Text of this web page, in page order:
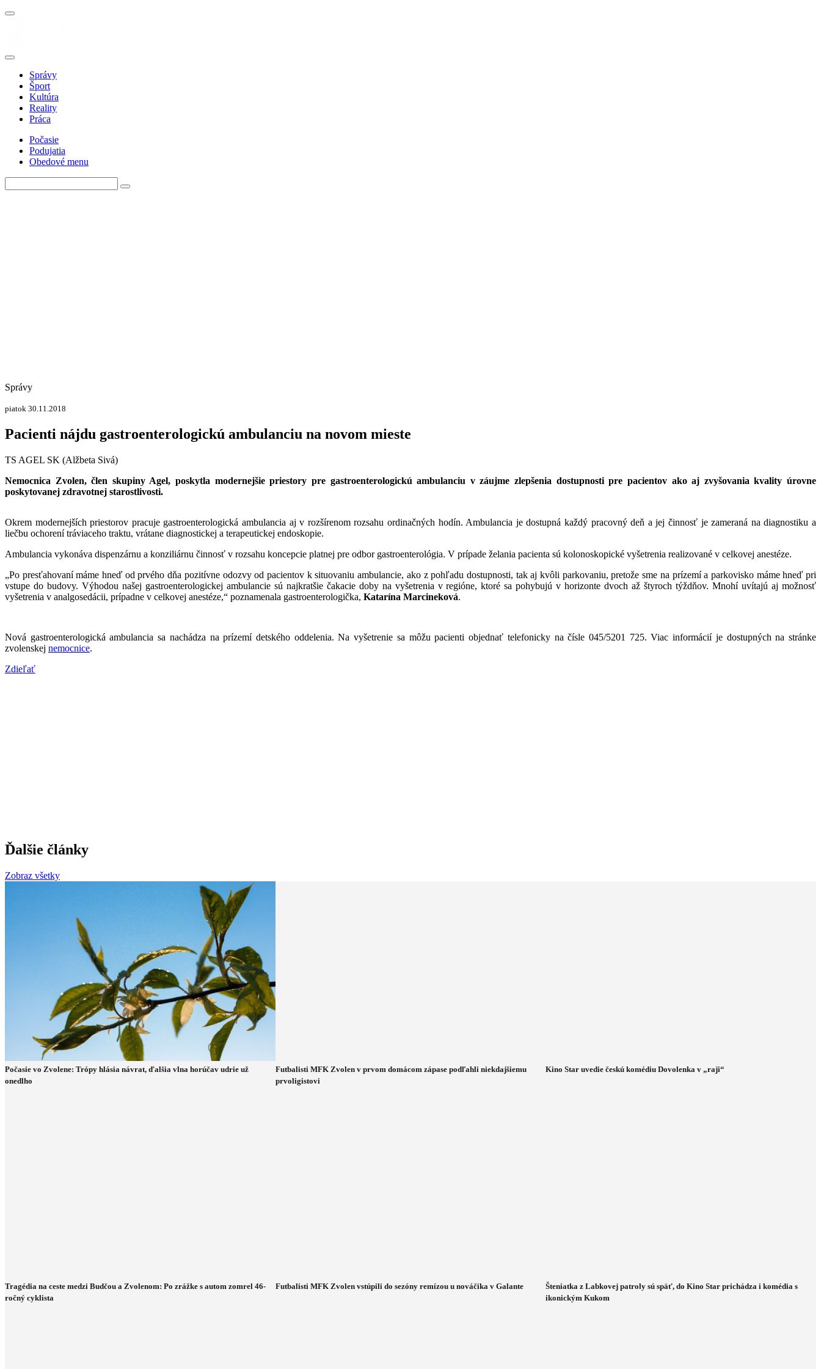
Správy
Šport
Kultúra
Reality
Práca
Počasie
Podujatia
Obedové menu
Správy
piatok 30.11.2018
Pacienti nájdu gastroenterologickú ambulanciu na novom mieste
TS AGEL SK (Alžbeta Sivá)
Nemocnica Zvolen, člen skupiny Agel, poskytla modernejšie priestory pre gastroenterologickú ambulanciu v záujme zlepšenia dostupnosti pre pacientov ako aj zvyšovania kvality úrovne
poskytovanej zdravotnej starostlivosti.
Okrem modernejších priestorov pracuje gastroenterologická ambulancia aj v rozšírenom rozsahu ordinačných hodín. Ambulancia je dostupná každý pracovný deň a jej činnosť je zameraná na diagnostiku a
liečbu ochorení tráviaceho traktu, vrátane diagnostickej a terapeutickej endoskopie.
Ambulancia vykonáva dispenzárnu a konziliárnu činnosť v rozsahu koncepcie platnej pre odbor gastroenterológia. V prípade želania pacienta sú kolonoskopické vyšetrenia realizované v celkovej anestéze.
„Po presťahovaní máme hneď od prvého dňa pozitívne odozvy od pacientov k situovaniu ambulancie, ako z pohľadu dostupnosti, tak aj kvôli parkovaniu, pretože sme na prízemí a parkovisko máme hneď pri
vstupe do budovy. Výhodou našej gastroenterologickej ambulancie sú najkratšie čakacie doby na vyšetrenia v regióne, ktoré sa pohybujú v horizonte dvoch až štyroch týždňov. Mnohí uvítajú aj možnosť
vyšetrenia v analgosedácii, prípadne v celkovej anestéze,“ poznamenala gastroenterologička, Katarína Marcineková.
Nová gastroenterologická ambulancia sa nachádza na prízemí detského oddelenia. Na vyšetrenie sa môžu pacienti objednať telefonicky na čísle 045/5201 725. Viac informácií je dostupných na stránke
zvolenskej nemocnice.
Zdieľať
Ďalšie články
Zobraz všetky
Počasie vo Zvolene: Trópy hlásia návrat, ďalšia vlna horúčav udrie už
onedlho
Futbalisti MFK Zvolen v prvom domácom zápase podľahli niekdajšiemu
prvoligistovi
Kino Star uvedie českú komédiu Dovolenka v „raji“
Tragédia na ceste medzi Budčou a Zvolenom: Po zrážke s autom zomrel 46-
ročný cyklista
Futbalisti MFK Zvolen vstúpili do sezóny remízou u nováčika v Galante
Šteniatka z Labkovej patroly sú späť, do Kino Star prichádza i komédia s
ikonickým Kukom